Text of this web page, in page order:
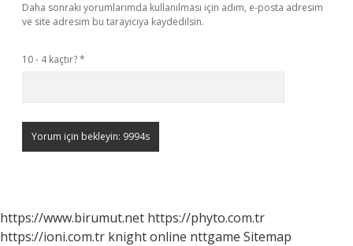
Daha sonraki yorumlarımda kullanılması için adım, e-posta adresim
ve site adresim bu tarayıcıya kaydedilsin.
10 - 4 kaçtır?*
https://www.birumut.net https://phyto.com.tr
https://ioni.com.tr knight online nttgame Sitemap